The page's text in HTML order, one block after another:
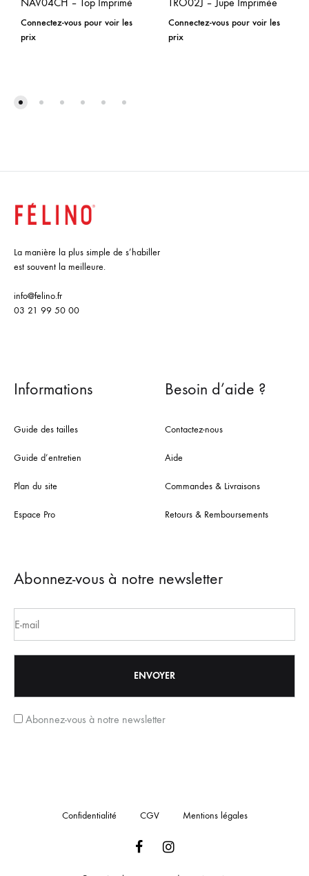
Connectez-vous pour voir les
prix
Connectez-vous pour voir les
prix
La manière la plus simple de s’habiller
est souvent la meilleure.
info@felino.fr
03 21 99 50 00
Informations
Guide des tailles
Guide d’entretien
Plan du site
Espace Pro
Besoin d’aide ?
Contactez-nous
Aide
Commandes & Livraisons
Retours & Remboursements
Abonnez-vous à notre newsletter
Abonnez-vous à notre newsletter
Confidentialité CGV Mentions légales
FacebookInstagram